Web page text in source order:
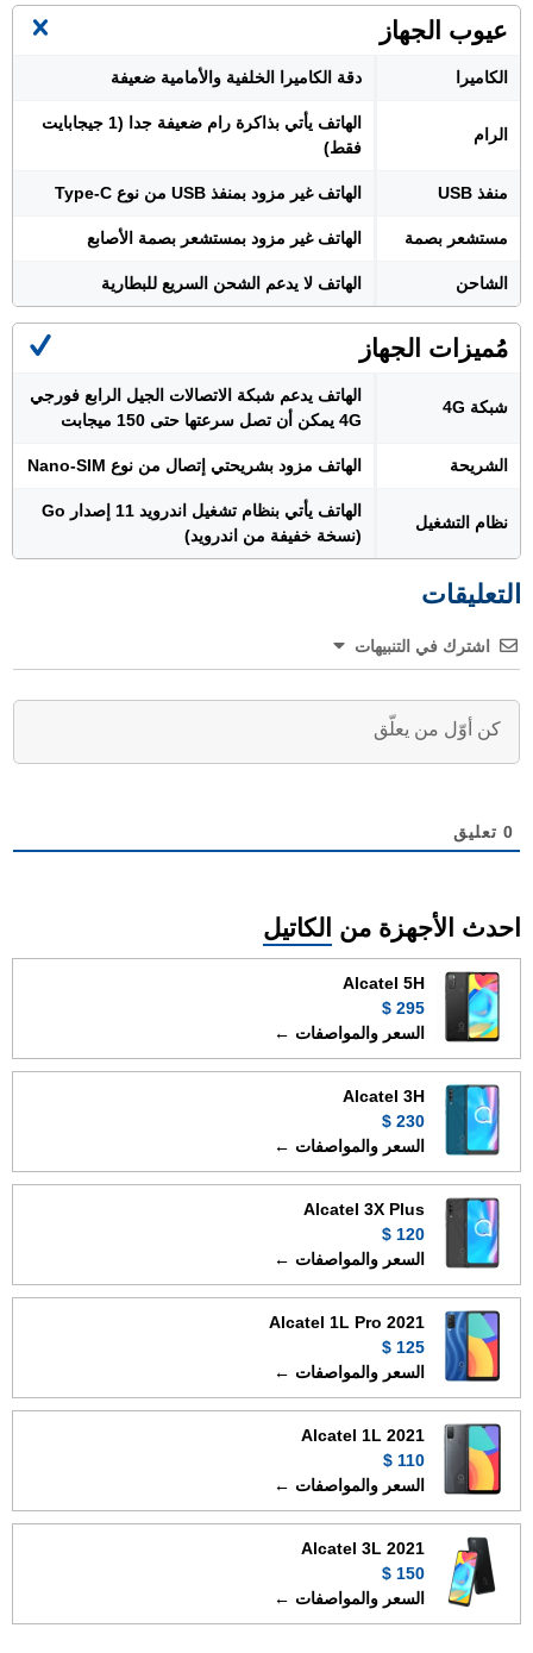
عيوب الجهاز
الكاميرا دقة الكاميرا الخلفية والأمامية ضعيفة
الرام
الهاتف يأتي بذاكرة رام ضعيفة جدا (1 جيجابايت
فقط)
منفذ USB الهاتف غير مزود بمنفذ USB من نوع Type-C
مستشعر بصمة الهاتف غير مزود بمستشعر بصمة الأصابع
الشاحن الهاتف لا يدعم الشحن السريع للبطارية
مُميزات الجهاز
شبكة 4G
الهاتف يدعم شبكة الاتصالات الجيل الرابع فورجي
4G يمكن أن تصل سرعتها حتى 150 ميجابت
الشريحة الهاتف مزود بشريحتي إتصال من نوع Nano-SIM
نظام التشغيل
الهاتف يأتي بنظام تشغيل اندرويد 11 إصدار Go
(نسخة خفيفة من اندرويد)
التعليقات
اشترك في التنبيهات
0 تعليق
احدث الأجهزة من الكاتيل
Alcatel 5H
295 $
السعر والمواصفات ←
Alcatel 3H
230 $
السعر والمواصفات ←
Alcatel 3X Plus
120 $
السعر والمواصفات ←
Alcatel 1L Pro 2021
125 $
السعر والمواصفات ←
Alcatel 1L 2021
110 $
السعر والمواصفات ←
Alcatel 3L 2021
150 $
السعر والمواصفات ←